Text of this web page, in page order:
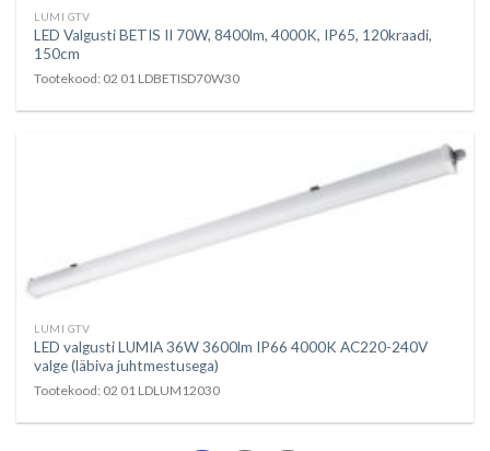
LUMI GTV
LED Valgusti BETIS II 70W, 8400lm, 4000K, IP65, 120kraadi,
150cm
Tootekood: 02 01 LDBETISD70W30
LUMI GTV
LED valgusti LUMIA 36W 3600lm IP66 4000K AC220-240V
valge (läbiva juhtmestusega)
Tootekood: 02 01 LDLUM12030